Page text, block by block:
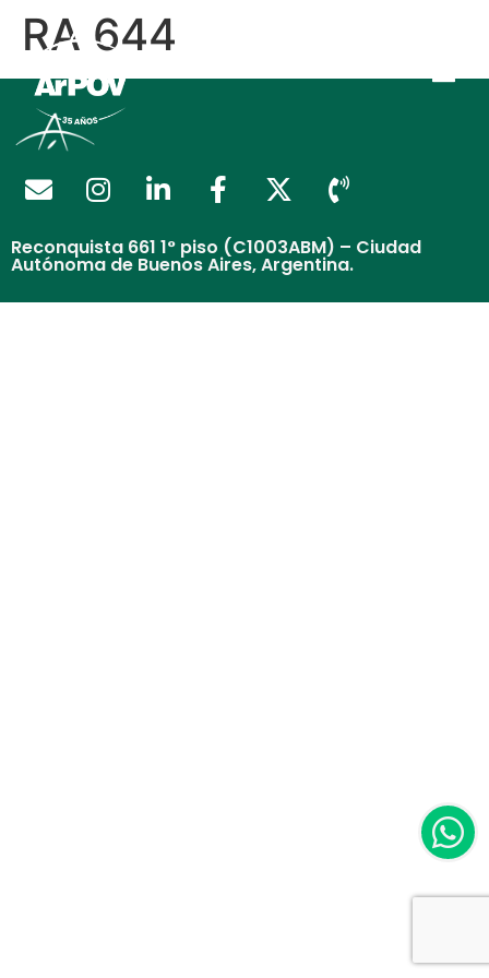
RA 644
Reconquista 661 1° piso (C1003ABM) – Ciudad
Autónoma de Buenos Aires, Argentina.